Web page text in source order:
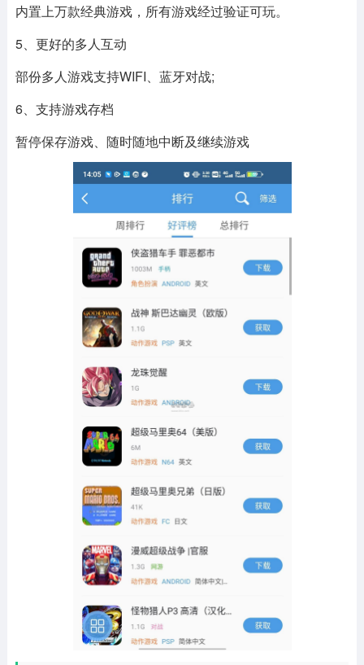
内置上万款经典游戏，所有游戏经过验证可玩。
5、更好的多人互动
部份多人游戏支持WIFI、蓝牙对战;
6、支持游戏存档
暂停保存游戏、随时随地中断及继续游戏